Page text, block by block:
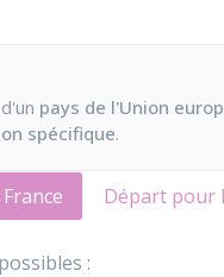
pays de l'Union
spécifique.
Départ pour
: